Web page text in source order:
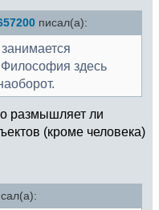
писал(а):
здесь
размышляет ли
(кроме человека)